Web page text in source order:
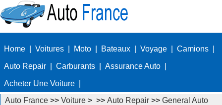
Home Voitures Moto Bateaux Voyage Camions
Auto Repair Carburants Assurance Auto
Acheter Une Voiture
Auto France >> Voiture > >> Auto Repair >> General Auto